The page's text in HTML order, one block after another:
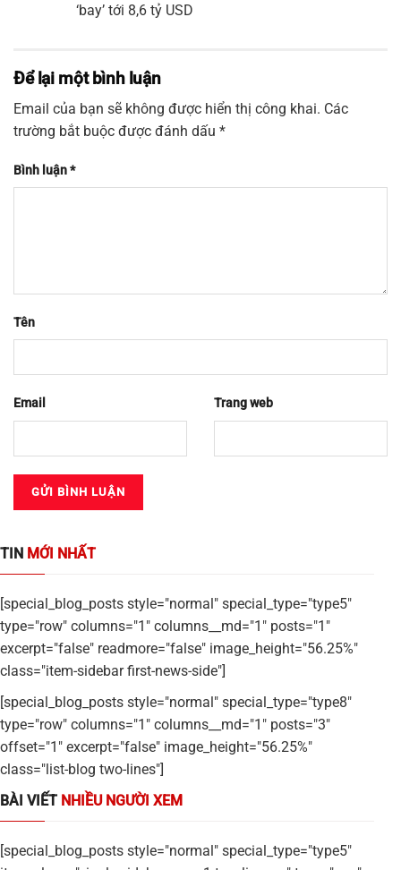
‘bay’ tới 8,6 tỷ USD
Để lại một bình luận
Email của bạn sẽ không được hiển thị công khai. Các
trường bắt buộc được đánh dấu *
Bình luận*
Tên
Email Trang web
TIN MỚI NHẤT
[special_blog_posts style="normal" special_type="type5"
type="row" columns="1" columns__md="1" posts="1"
excerpt="false" readmore="false" image_height="56.25%"
class="item-sidebar first-news-side"]
[special_blog_posts style="normal" special_type="type8"
type="row" columns="1" columns__md="1" posts="3"
offset="1" excerpt="false" image_height="56.25%"
class="list-blog two-lines"]
BÀI VIẾT NHIỀU NGƯỜI XEM
[special_blog_posts style="normal" special_type="type5"